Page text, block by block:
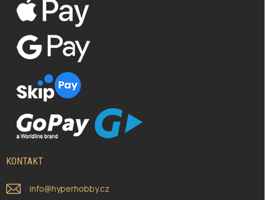
KONTAKT
info@hyperhobby.cz